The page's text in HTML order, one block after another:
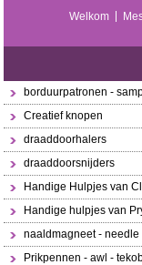
Welkom
borduurpatronen -
Creatief knopen
draaddoorhalers
draaddoorsnijders
Handige Hulpjes van
Handige hulpjes van
naaldmagneet - needle
Prikpennen - awl -